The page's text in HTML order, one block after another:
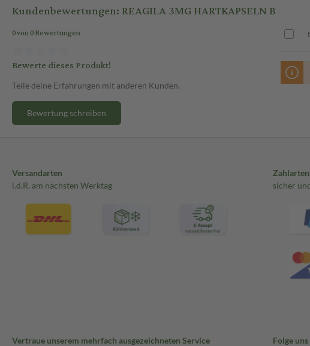
Kundenbewertungen: REAGILA 3MG HARTKAPSELN B
0 von 0 Bewertungen
Bewerte dieses Produkt!
Teile deine Erfahrungen mit anderen Kunden.
Bewertung schreiben
Versandarten
i.d.R. am nächsten Werktag
Zahlarten
sicher
Vertraue unserem mehrfach ausgezeichneten Service Folge uns